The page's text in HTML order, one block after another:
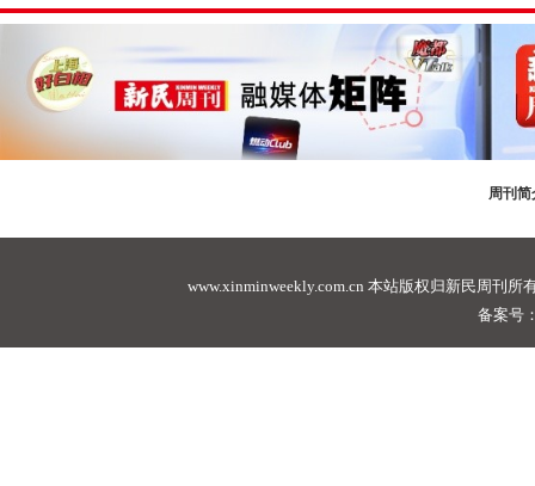
周刊简
www.xinminweekly.com.cn 本站版权归新民周刊所
备案号